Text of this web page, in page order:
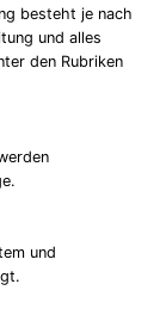
besteht je nach
und alles
den Rubriken
und